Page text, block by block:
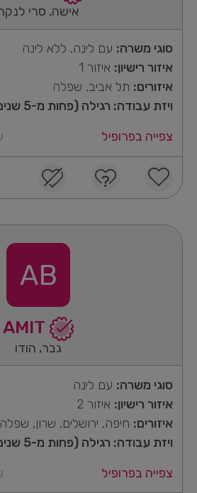
אישה, סרי
סוגי משרה: עם לינה, ללא לינה
איזור רישיון: איזור 1
איזורים: תל אביב, שפלה
ויזת עבודה: רגילה (פחות מ-5 שנים)
צפייה בפרופיל
AB
גבר, הודו
סוגי משרה: עם לינה
איזור רישיון: איזור 2
איזורים: חיפה, ירושלים, שרון,
ויזת עבודה: רגילה (פחות מ-5 שנים)
צפייה בפרופיל